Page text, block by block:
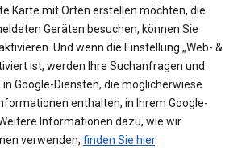
Karte mit Orten erstellen möchten, die
Geräten besuchen, können Sie
Und wenn die Einstellung „Web- &
ist, werden Ihre Suchanfragen und
Google-Diensten, die möglicherwiese
enthalten, in Ihrem Google-
Informationen dazu, wie wir
verwenden, finden Sie hier.